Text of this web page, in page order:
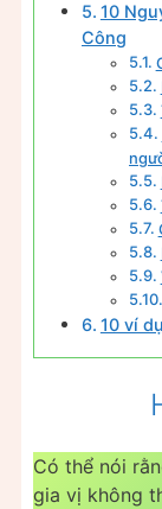
10
Công
10 ví
Có thể nói
gia vị không